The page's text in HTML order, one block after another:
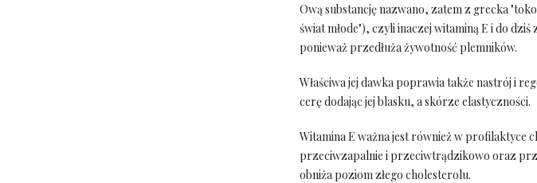
Ową substancję nazwano, zatem z grecka
świat młode"), czyli inaczej witaminą E i do
ponieważ przedłuża żywotność plemników.
Właściwa jej dawka poprawia także nastrój i
cerę dodając jej blasku, a skórze elastyczności.
Witamina E ważna jest również w profilaktyce
przeciwzapalnie i przeciwtrądzikowo oraz
obniża poziom złego cholesterolu.